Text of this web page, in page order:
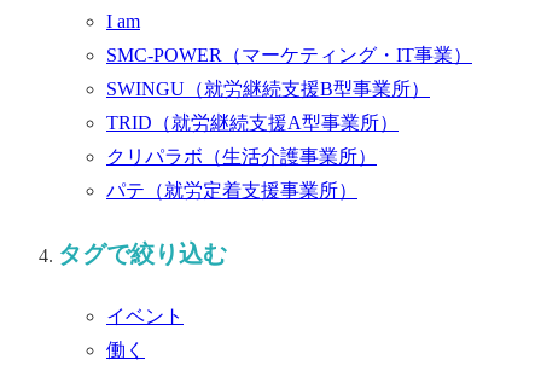
I am
SMC-POWER （マーケティング・IT事業）
SWINGU （就労継続支援B型事業所）
TRID （就労継続支援A型事業所）
クリパラボ （生活介護事業所）
パテ （就労定着支援事業所）
タグで絞り込む
イベント
働く